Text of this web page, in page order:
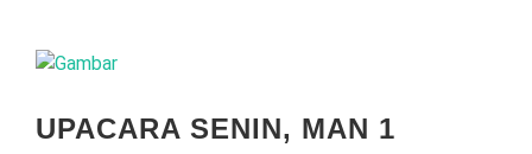
UPACARA SENIN, MAN 1